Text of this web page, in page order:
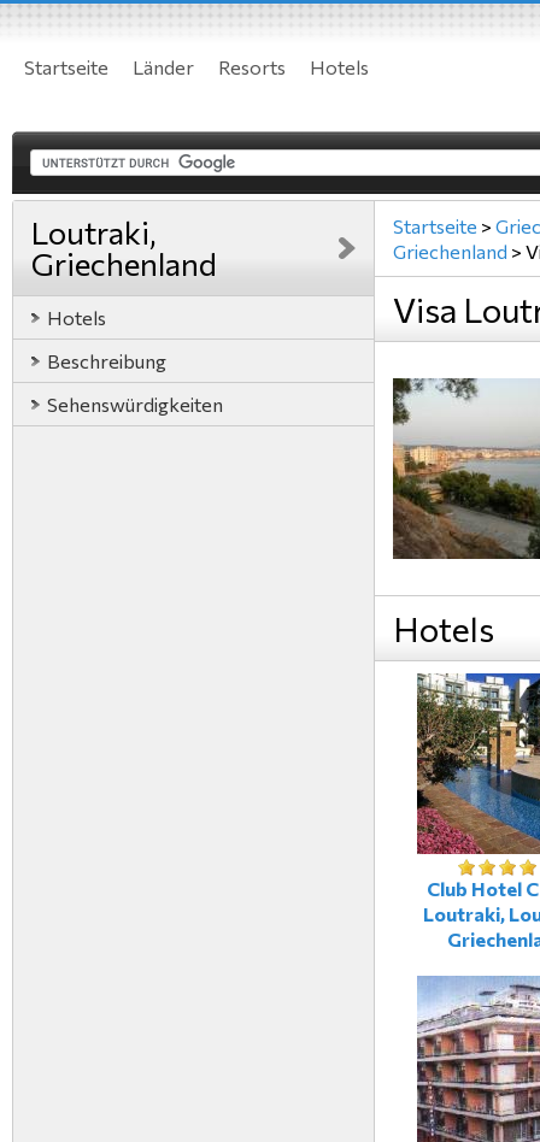
Startseite Länder Resorts Hotels
Loutraki,
Griechenland
Hotels
Beschreibung
Sehenswürdigkeiten
Startseite >
Griechenland >
Visa
Hotels
Club Hotel
Loutraki,